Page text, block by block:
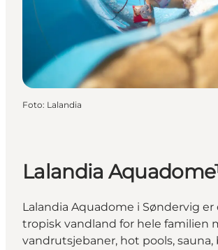
Foto: Lalandia
Lalandia
Lalandia Aquadome i Søndervig er
tropisk vandland for hele familien
vandrutsjebaner, hot pools, sauna,